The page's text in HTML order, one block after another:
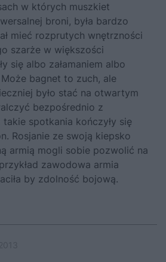
w których muszkiet
broni, była bardzo
mieć rozprutych wnętrzności
szarże w większości
się albo załamaniem albo
bagnet to zuch, ale
było stać na otwartym
bezpośrednio z
spotkania kończyły się
Rosjanie ze swoją kiepsko
armią mogli sobie pozwolić na
zawodowa armia
by zdolność bojową.